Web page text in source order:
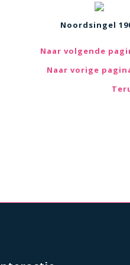
Noordsingel
Naar volgende
Naar vorige